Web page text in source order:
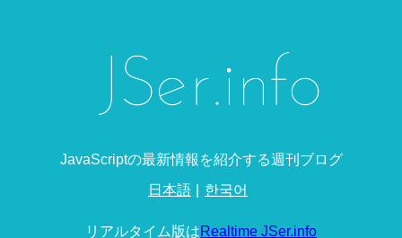
JavaScriptの最新情報を紹介する週刊ブログ
日本語 한국어
リアルタイム版はRealtime JSer.info